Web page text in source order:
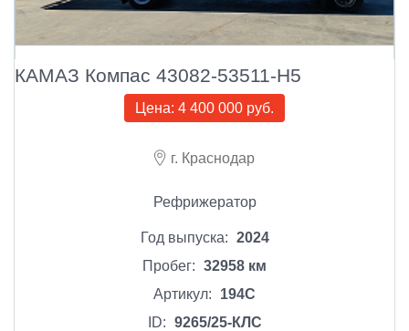
КАМАЗ Компас 43082-53511-Н5
Цена: 4 400 000 руб.
г. Краснодар
Рефрижератор
Год выпуска: 2024
Пробег: 32958 км
Артикул:
194С
ID: 9265/25-КЛС